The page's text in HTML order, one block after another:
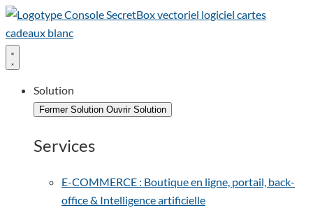
Solution
Fermer Solution Ouvrir Solution
Services
E-COMMERCE : Boutique en ligne, portail, back-
office & Intelligence artificielle